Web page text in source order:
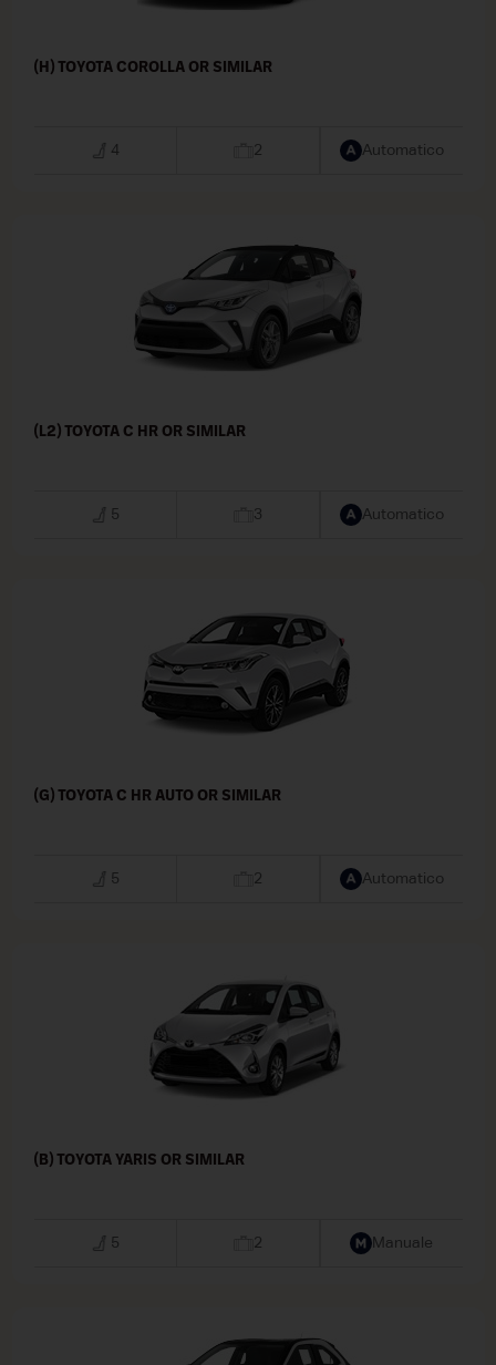
(H) TOYOTA COROLLA OR SIMILAR
4 2 Automatico
(L2) TOYOTA C HR OR SIMILAR
5 3 Automatico
(G) TOYOTA C HR AUTO OR SIMILAR
5 2 Automatico
(B) TOYOTA YARIS OR SIMILAR
5 2 Manuale